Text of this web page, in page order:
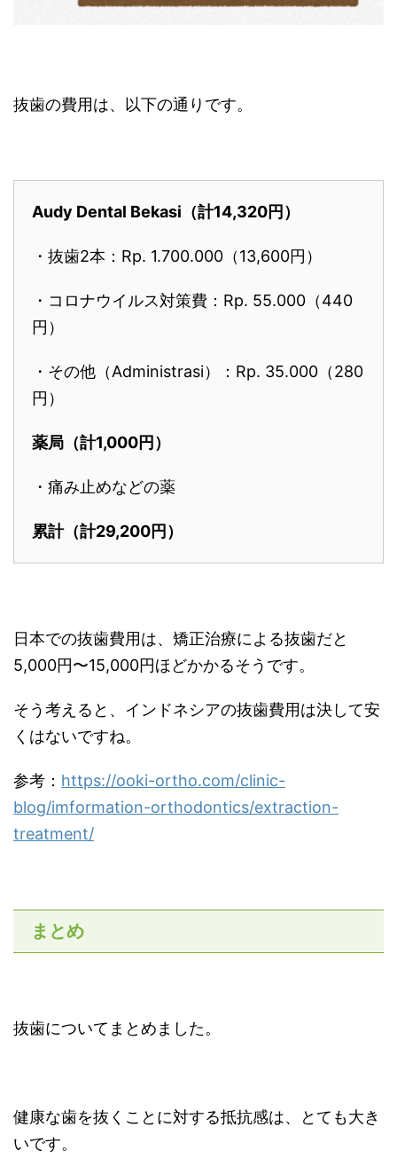
抜歯の費用は、以下の通りです。
Audy Dental Bekasi（計14,320円）
・抜歯2本：Rp. 1.700.000（13,600円）
・コロナウイルス対策費：Rp. 55.000（440
円）
・その他（Administrasi）：Rp. 35.000（280
円）
薬局（計1,000円）
・痛み止めなどの薬
累計（計29,200円）
日本での抜歯費用は、矯正治療による抜歯だと
5,000円〜15,000円ほどかかるそうです。
そう考えると、インドネシアの抜歯費用は決して安
くはないですね。
参考： https://ooki-ortho.com/clinic-
blog/imformation-orthodontics/extraction-
treatment/
まとめ
抜歯についてまとめました。
健康な歯を抜くことに対する抵抗感は、とても大き
いです。